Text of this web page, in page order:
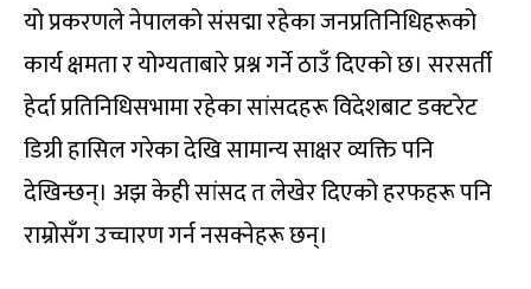
यो प्रकरणले नेपालको संसद्मा रहेका जनप्रतिनिधिहरूको
कार्य क्षमता र योग्यताबारे प्रश्न गर्ने ठाउँ दिएको छ। सरसर्ती
हेर्दा प्रतिनिधिसभामा रहेका सांसदहरू विदेशबाट डक्टरेट
डिग्री हासिल गरेका देखि सामान्य साक्षर व्यक्ति पनि
देखिन्छन्। अझ केही सांसद त लेखेर दिएको हरफहरू पनि
राम्रोसँग उच्चारण गर्न नसक्नेहरू छन्।